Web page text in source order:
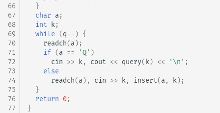
66
67
68
69
70
71
72
73
74
75
76
77
}
char a ;
int
k;
while (q--) {
readch(a);
if (a == 'Q' )
cin >> k, cout << query( k) << '\n' ;
else
readch(a), cin >> k, insert(a , k);
}
return 0;
}